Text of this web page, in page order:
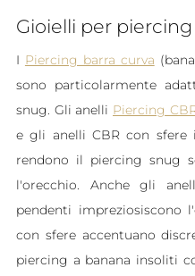
Gioielli per
I Piercing barra curva
sono particolarmente
snug. Gli anelli Piercing
e gli anelli CBR con sfere
rendono il piercing snug
l'orecchio. Anche gli
pendenti impreziosiscono
con sfere accentuano
piercing a banana insoliti